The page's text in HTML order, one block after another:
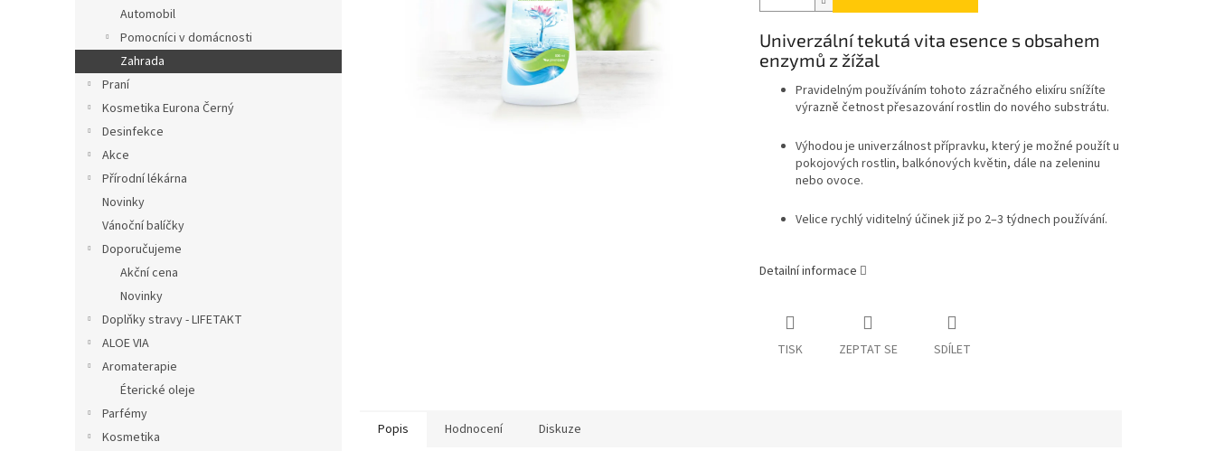
l
Automobil
Pomocníci v domácnosti
Zahrada
Praní
Kosmetika Eurona Černý
Desinfekce
Akce
Přírodní lékárna
Novinky
Vánoční balíčky
Doporučujeme
Akční cena
Novinky
Doplňky stravy - LIFETAKT
ALOE VIA
Aromaterapie
Éterické oleje
Parfémy
Kosmetika
Univerzální tekutá vita esence s obsahem
enzymů z žížal
Pravidelným používáním tohoto zázračného elixíru snížíte
výrazně četnost přesazování rostlin do nového substrátu.
Výhodou je univerzálnost přípravku, který je možné použít u
pokojových rostlin, balkónových květin, dále na zeleninu
nebo ovoce.
Velice rychlý viditelný účinek již po 2–3 týdnech používání.
Detailní informace
TISK ZEPTAT SE SDÍLET
Popis Hodnocení Diskuze